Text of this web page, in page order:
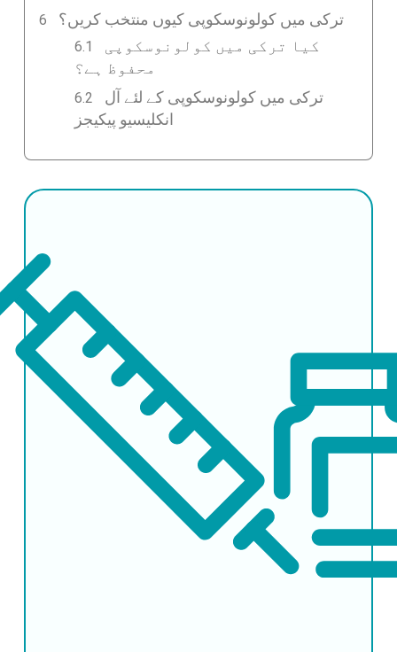
ترکی میں کولونوسکوپی کیوں منتخب کریں؟
کیا ترکی میں کولونوسکوپی
محفوظ ہے؟
ترکی میں کولونوسکوپی کے لئے آل
انکلیسیو پیکیجز